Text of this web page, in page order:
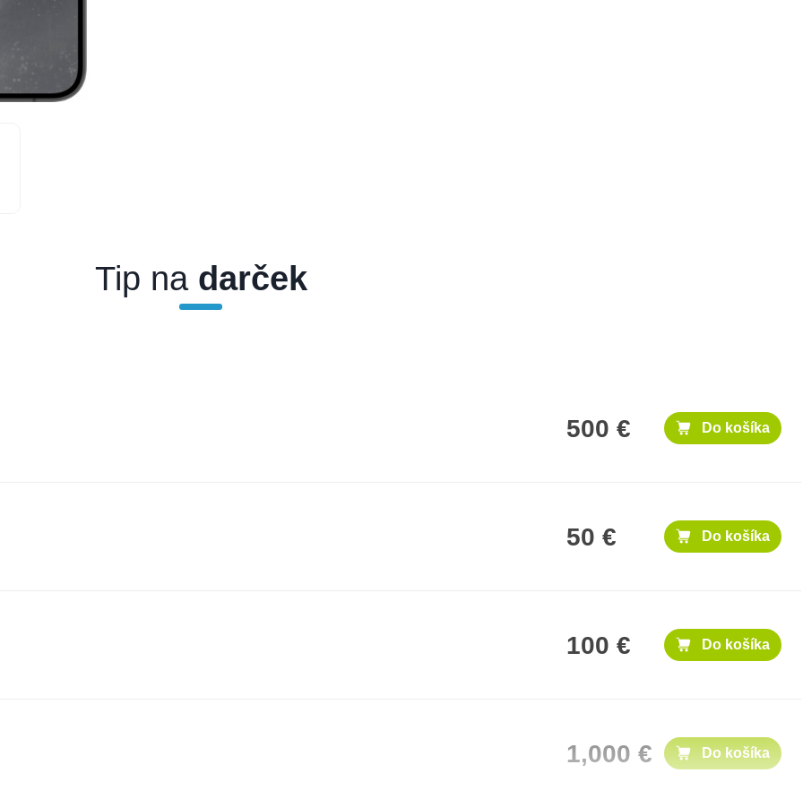
Tip nadarček
500 € Do košíka
50 € Do košíka
100 € Do košíka
1,000 € Do košíka